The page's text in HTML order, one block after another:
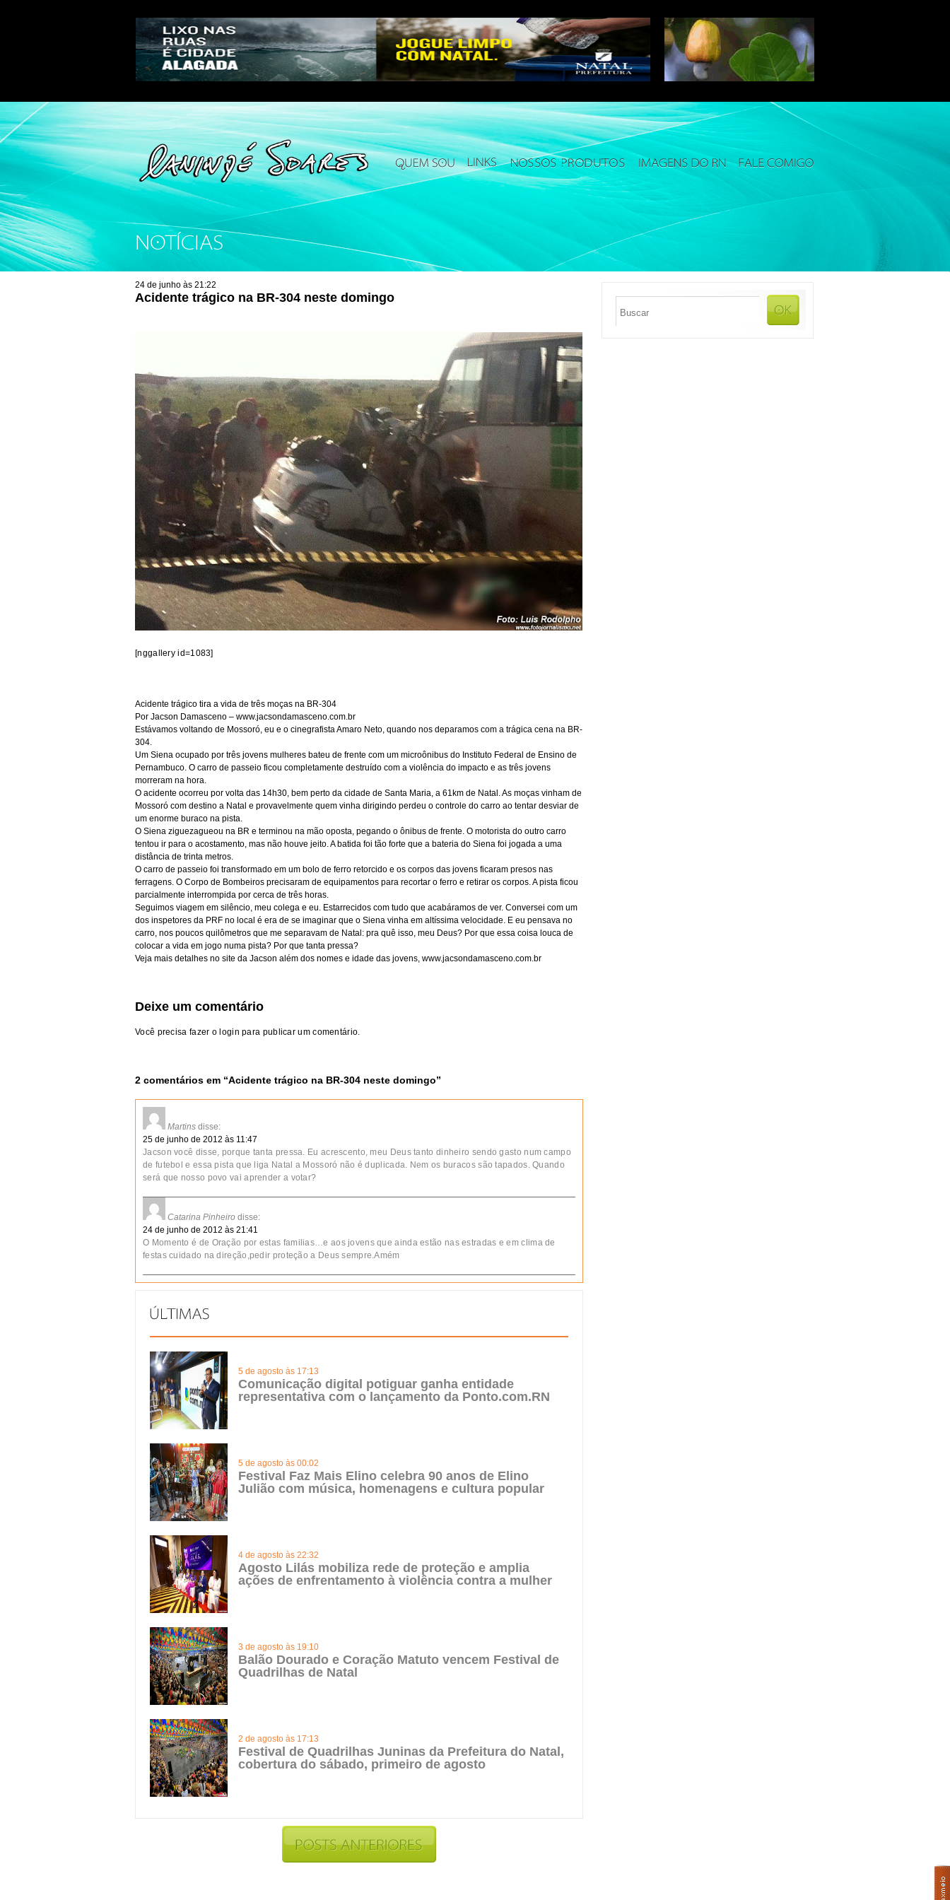
NOTÍCIAS
24 de junho às 21:22
Acidente trágico na BR-304 neste domingo
[nggallery id=1083]
Acidente trágico tira a vida de três moças na BR-304
Por Jacson Damasceno – www.jacsondamasceno.com.br
Estávamos voltando de Mossoró, eu e o cinegrafista Amaro Neto, quando nos deparamos com a trágica cena na BR-
304.
Um Siena ocupado por três jovens mulheres bateu de frente com um microônibus do Instituto Federal de Ensino de
Pernambuco. O carro de passeio ficou completamente destruído com a violência do impacto e as três jovens
morreram na hora.
O acidente ocorreu por volta das 14h30, bem perto da cidade de Santa Maria, a 61km de Natal. As moças vinham de
Mossoró com destino a Natal e provavelmente quem vinha dirigindo perdeu o controle do carro ao tentar desviar de
um enorme buraco na pista.
O Siena ziguezagueou na BR e terminou na mão oposta, pegando o ônibus de frente. O motorista do outro carro
tentou ir para o acostamento, mas não houve jeito. A batida foi tão forte que a bateria do Siena foi jogada a uma
distância de trinta metros.
O carro de passeio foi transformado em um bolo de ferro retorcido e os corpos das jovens ficaram presos nas
ferragens. O Corpo de Bombeiros precisaram de equipamentos para recortar o ferro e retirar os corpos. A pista ficou
parcialmente interrompida por cerca de três horas.
Seguimos viagem em silêncio, meu colega e eu. Estarrecidos com tudo que acabáramos de ver. Conversei com um
dos inspetores da PRF no local é era de se imaginar que o Siena vinha em altíssima velocidade. E eu pensava no
carro, nos poucos quilômetros que me separavam de Natal: pra quê isso, meu Deus? Por que essa coisa louca de
colocar a vida em jogo numa pista? Por que tanta pressa?
Veja mais detalhes no site da Jacson além dos nomes e idade das jovens, www.jacsondamasceno.com.br
Deixe um comentário
Você precisa fazer o login para publicar um comentário.
2 comentários em “Acidente trágico na BR-304 neste domingo”
Martins disse:
25 de junho de 2012 às 11:47
Jacson você disse, porque tanta pressa. Eu acrescento, meu Deus tanto dinheiro sendo gasto num campo
de futebol e essa pista que liga Natal a Mossoró não é duplicada. Nem os buracos são tapados. Quando
será que nosso povo vai aprender a votar?
Catarina Pinheiro disse:
24 de junho de 2012 às 21:41
O Momento é de Oração por estas familias…e aos jovens que ainda estão nas estradas e em clima de
festas cuidado na direção,pedir proteção a Deus sempre.Amém
5 de agosto às 17:13
Comunicação digital potiguar ganha entidade
representativa com o lançamento da Ponto.com.RN
5 de agosto às 00:02
Festival Faz Mais Elino celebra 90 anos de Elino
Julião com música, homenagens e cultura popular
4 de agosto às 22:32
Agosto Lilás mobiliza rede de proteção e amplia
ações de enfrentamento à violência contra a mulher
3 de agosto às 19:10
Balão Dourado e Coração Matuto vencem Festival de
Quadrilhas de Natal
2 de agosto às 17:13
Festival de Quadrilhas Juninas da Prefeitura do Natal,
cobertura do sábado, primeiro de agosto